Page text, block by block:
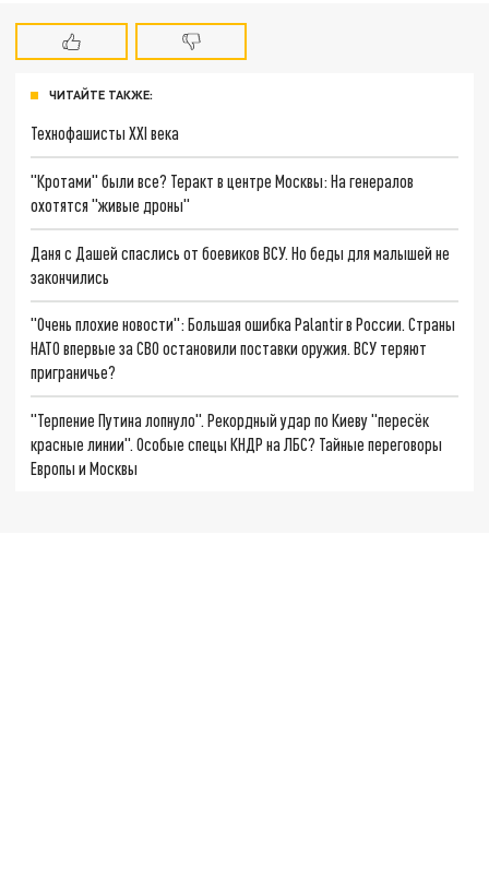
ЧИТАЙТЕ ТАКЖЕ:
Технофашисты XXI века
"Кротами" были все? Теракт в центре Москвы: На генералов
охотятся "живые дроны"
Даня с Дашей спаслись от боевиков ВСУ. Но беды для малышей не
закончились
"Очень плохие новости": Большая ошибка Palantir в России. Страны
НАТО впервые за СВО остановили поставки оружия. ВСУ теряют
приграничье?
"Терпение Путина лопнуло". Рекордный удар по Киеву "пересёк
красные линии". Особые спецы КНДР на ЛБС? Тайные переговоры
Европы и Москвы